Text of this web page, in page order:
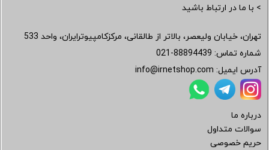
> با ما در ارتباط باشید
تهران، خیابان ولیعصر، بالاتر از طالقانی، مرکزکامپیوترایران، واحد 533
شماره تماس: 021-88894439
آدرس ایمیل: info@irnetshop.com
درباره ما
سوالات متداول
حریم خصوصی